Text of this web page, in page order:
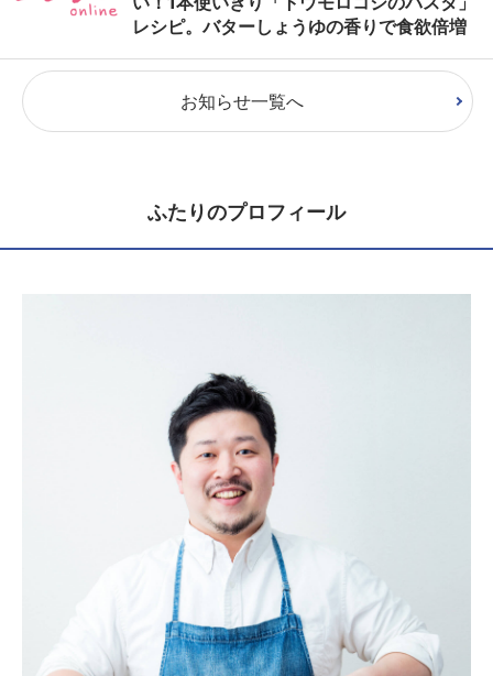
レシピ。バターしょうゆの香りで食欲倍増
お知らせ一覧へ
ふたりのプロフィール